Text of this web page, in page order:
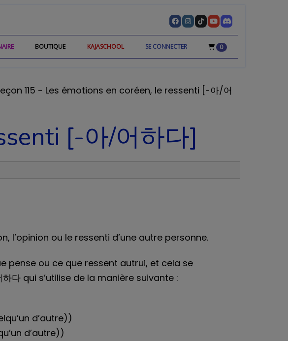
0
SE CONNECTER
KAJASCHOOL
BOUTIQUE
115 - Les émotions en coréen, le ressenti [-아/어
[-아/어하다]
l’opinion ou le ressenti d’une autre personne.
pense ou ce que ressent autrui, et cela se
다 qui s’utilise de la manière suivante :
d’autre))
d’autre))